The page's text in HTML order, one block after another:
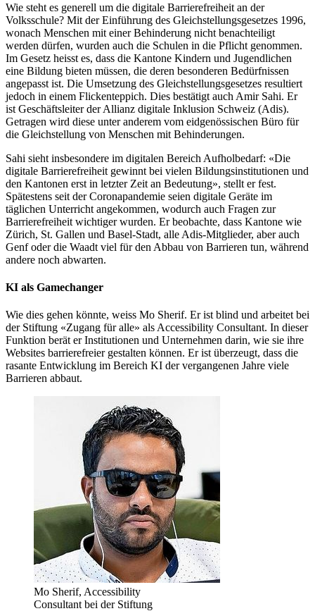
Wie steht es generell um die digitale Barrierefreiheit an der
Volksschule? Mit der Einführung des Gleichstellungsgesetzes 1996,
wonach Menschen mit einer Behinderung nicht benachteiligt
werden dürfen, wurden auch die Schulen in die Pflicht genommen.
Im Gesetz heisst es, dass die Kantone Kindern und Jugendlichen
eine Bildung bieten müssen, die deren besonderen Bedürfnissen
angepasst ist. Die Umsetzung des Gleichstellungsgesetzes resultiert
jedoch in einem Flickenteppich. Dies bestätigt auch Amir Sahi. Er
ist Geschäftsleiter der Allianz digitale Inklusion Schweiz (Adis).
Getragen wird diese unter anderem vom eidgenössischen Büro für
die Gleichstellung von Menschen mit Behinderungen.
Sahi sieht insbesondere im digitalen Bereich Aufholbedarf: «Die
digitale Barrierefreiheit gewinnt bei vielen Bildungsinstitutionen und
den Kantonen erst in letzter Zeit an Bedeutung», stellt er fest.
Spätestens seit der Coronapandemie seien digitale Geräte im
täglichen Unterricht angekommen, wodurch auch Fragen zur
Barrierefreiheit wichtiger wurden. Er beobachte, dass Kantone wie
Zürich, St. Gallen und Basel-Stadt, alle Adis-Mitglieder, aber auch
Genf oder die Waadt viel für den Abbau von Barrieren tun, während
andere noch abwarten.
KI als Gamechanger
Wie dies gehen könnte, weiss Mo Sherif. Er ist blind und arbeitet bei
der Stiftung «Zugang für alle» als Accessibility Consultant. In dieser
Funktion berät er Institutionen und Unternehmen darin, wie sie ihre
Websites barrierefreier gestalten können. Er ist überzeugt, dass die
rasante Entwicklung im Bereich KI der vergangenen Jahre viele
Barrieren abbaut.
Mo Sherif, Accessibility
Consultant bei der Stiftung